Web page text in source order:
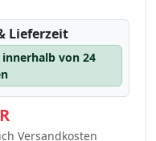
Lieferzeit
innerhalb von 24
Versandkosten